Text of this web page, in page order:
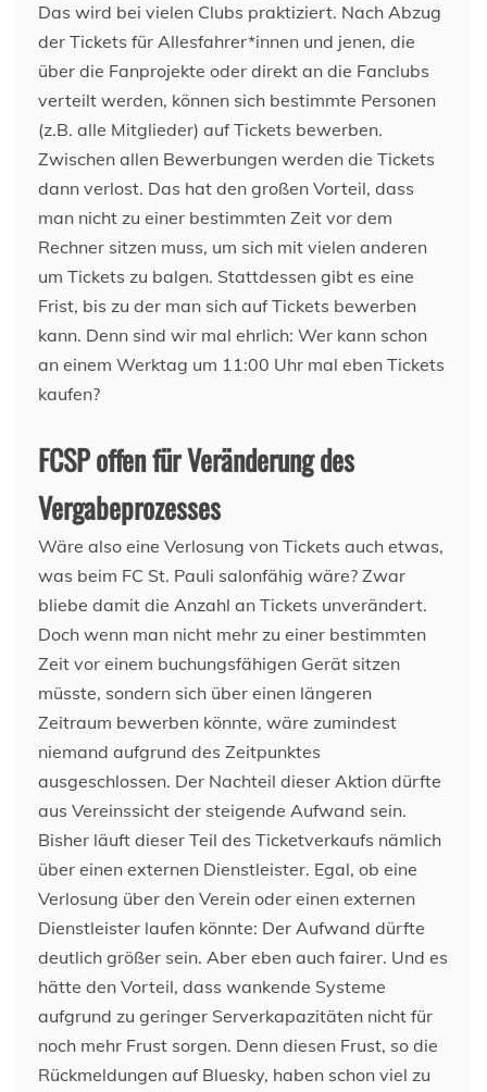
Das wird bei vielen Clubs praktiziert. Nach Abzug
der Tickets für Allesfahrer*innen und jenen, die
über die Fanprojekte oder direkt an die Fanclubs
verteilt werden, können sich bestimmte Personen
(z.B. alle Mitglieder) auf Tickets bewerben.
Zwischen allen Bewerbungen werden die Tickets
dann verlost. Das hat den großen Vorteil, dass
man nicht zu einer bestimmten Zeit vor dem
Rechner sitzen muss, um sich mit vielen anderen
um Tickets zu balgen. Stattdessen gibt es eine
Frist, bis zu der man sich auf Tickets bewerben
kann. Denn sind wir mal ehrlich: Wer kann schon
an einem Werktag um 11:00 Uhr mal eben Tickets
kaufen?
FCSP offen für Veränderung des
Vergabeprozesses
Wäre also eine Verlosung von Tickets auch etwas,
was beim FC St. Pauli salonfähig wäre? Zwar
bliebe damit die Anzahl an Tickets unverändert.
Doch wenn man nicht mehr zu einer bestimmten
Zeit vor einem buchungsfähigen Gerät sitzen
müsste, sondern sich über einen längeren
Zeitraum bewerben könnte, wäre zumindest
niemand aufgrund des Zeitpunktes
ausgeschlossen. Der Nachteil dieser Aktion dürfte
aus Vereinssicht der steigende Aufwand sein.
Bisher läuft dieser Teil des Ticketverkaufs nämlich
über einen externen Dienstleister. Egal, ob eine
Verlosung über den Verein oder einen externen
Dienstleister laufen könnte: Der Aufwand dürfte
deutlich größer sein. Aber eben auch fairer. Und es
hätte den Vorteil, dass wankende Systeme
aufgrund zu geringer Serverkapazitäten nicht für
noch mehr Frust sorgen. Denn diesen Frust, so die
Rückmeldungen auf Bluesky, haben schon viel zu